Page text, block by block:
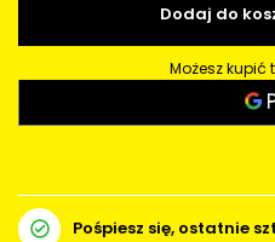
Dodaj do
Możesz kupić
Pośpiesz się, ostatnie